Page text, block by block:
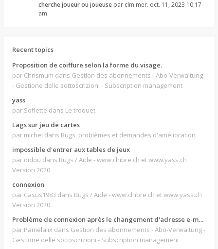
cherche joueur ou joueuse par clm mer. oct. 11, 2023 10:17
am
Recent topics
Proposition de coiffure selon la forme du visage.
par Chrismum dans Gestion des abonnements - Abo-Verwaltung
- Gestione delle sottoscrizioni - Subscription management
yass
par Soflette dans Le troquet
Lags sur jeu de cartes
par michel dans Bugs, problèmes et demandes d'amélioration
impossible d'entrer aux tables de jeux
par didou dans Bugs / Aide - www.chibre.ch et www.yass.ch
Version 2020
connexion
par Casus1983 dans Bugs / Aide - www.chibre.ch et www.yass.ch
Version 2020
Problème de connexion après le changement d'adresse e-mail.
par Pamelalix dans Gestion des abonnements - Abo-Verwaltung -
Gestione delle sottoscrizioni - Subscription management